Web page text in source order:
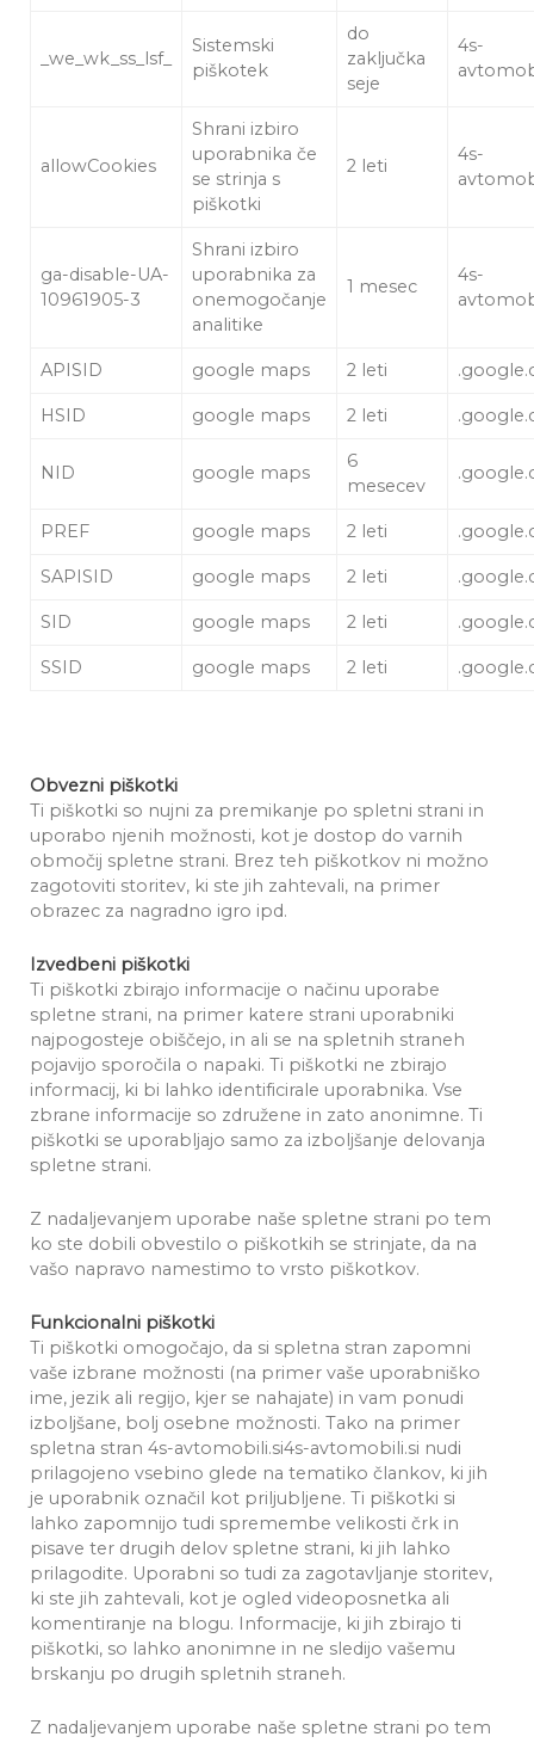
_we_wk_ss_lsf_
Sistemski
piškotek
do
zaključka
seje
4s-
allowCookies
Shrani izbiro
uporabnika če
se strinja s
piškotki
2 leti
4s-
ga-disable-UA-
10961905-3
Shrani izbiro
uporabnika za
onemogočanje
analitike
1 mesec
4s-
APISID google maps 2 leti
HSID google maps 2 leti
NID google maps
6
mesecev
PREF google maps 2 leti
SAPISID google maps 2 leti
SID google maps 2 leti
SSID google maps 2 leti
Obvezni piškotki
Ti piškotki so nujni za premikanje po spletni strani in
uporabo njenih možnosti, kot je dostop do varnih
območij spletne strani. Brez teh piškotkov ni možno
zagotoviti storitev, ki ste jih zahtevali, na primer
obrazec za nagradno igro ipd.
Izvedbeni piškotki
Ti piškotki zbirajo informacije o načinu uporabe
spletne strani, na primer katere strani uporabniki
najpogosteje obiščejo, in ali se na spletnih straneh
pojavijo sporočila o napaki. Ti piškotki ne zbirajo
informacij, ki bi lahko identificirale uporabnika. Vse
zbrane informacije so združene in zato anonimne. Ti
piškotki se uporabljajo samo za izboljšanje delovanja
spletne strani.
Z nadaljevanjem uporabe naše spletne strani po tem
ko ste dobili obvestilo o piškotkih se strinjate, da na
vašo napravo namestimo to vrsto piškotkov.
Funkcionalni piškotki
Ti piškotki omogočajo, da si spletna stran zapomni
vaše izbrane možnosti (na primer vaše uporabniško
ime, jezik ali regijo, kjer se nahajate) in vam ponudi
izboljšane, bolj osebne možnosti. Tako na primer
spletna stran 4s-avtomobili.si4s-avtomobili.si nudi
prilagojeno vsebino glede na tematiko člankov, ki jih
je uporabnik označil kot priljubljene. Ti piškotki si
lahko zapomnijo tudi spremembe velikosti črk in
pisave ter drugih delov spletne strani, ki jih lahko
prilagodite. Uporabni so tudi za zagotavljanje storitev,
ki ste jih zahtevali, kot je ogled videoposnetka ali
komentiranje na blogu. Informacije, ki jih zbirajo ti
piškotki, so lahko anonimne in ne sledijo vašemu
brskanju po drugih spletnih straneh.
Z nadaljevanjem uporabe naše spletne strani po tem